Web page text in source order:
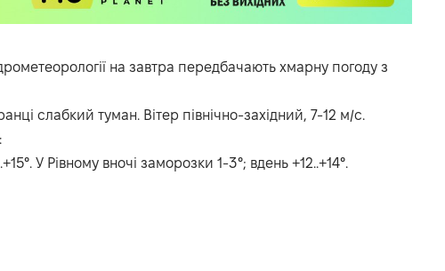
на завтра передбачають хмарну погоду з
слабкий туман. Вітер північно-західний, 7-12 м/с.
У Рівному вночі заморозки 1-3°; вдень +12..+14°.